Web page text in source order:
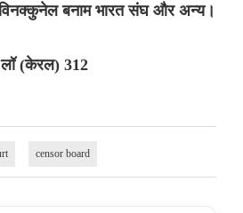
बनाम भारत संघ और अन्य।
(केरल) 312
censor board